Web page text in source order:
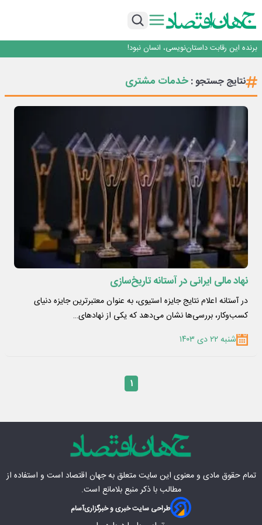
فیلم|ببینید:
جمنای دستیار اصلی گوشی‌های اندرویدی می‌شود
برنده این رقابت داستان‌نویسی، انسان نبود!
متا وارد رقابت ابزارهای هوش مصنوعی برنامه‌نویسی شد
فیلم|ببینید:
جمنای دستیار اصلی گوشی‌های اندرویدی می‌شود
برنده این رقابت داستان‌نویسی، انسان نبود!
نتایج جستجو :خدمات مشتری
نهاد مالی ایرانی در آستانه تاریخ‌سازی
در آستانه اعلام نتایج جایزه استیوی، به عنوان معتبرترین جایزه دنیای
کسب‌وکار، بررسی‌ها نشان می‌دهد که یکی از نهادهای…
شنبه ۲۲ دی ۱۴۰۳
۱
تمام حقوق مادی‌ و معنوی این سایت متعلق بهجهان اقتصاد است و استفاده از
مطالب با ذکر منبع بلامانع است.
طراحی سایت خبری و خبرگزاریآسام